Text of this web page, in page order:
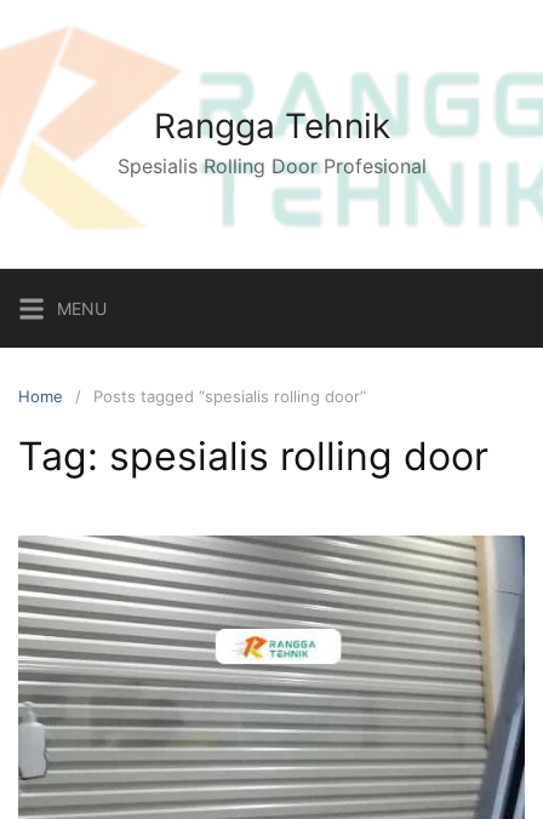
to
content
Rangga Tehnik
Spesialis Rolling Door Profesional
MENU
Home Posts tagged “spesialis rolling door”
Tag: spesialis rolling door